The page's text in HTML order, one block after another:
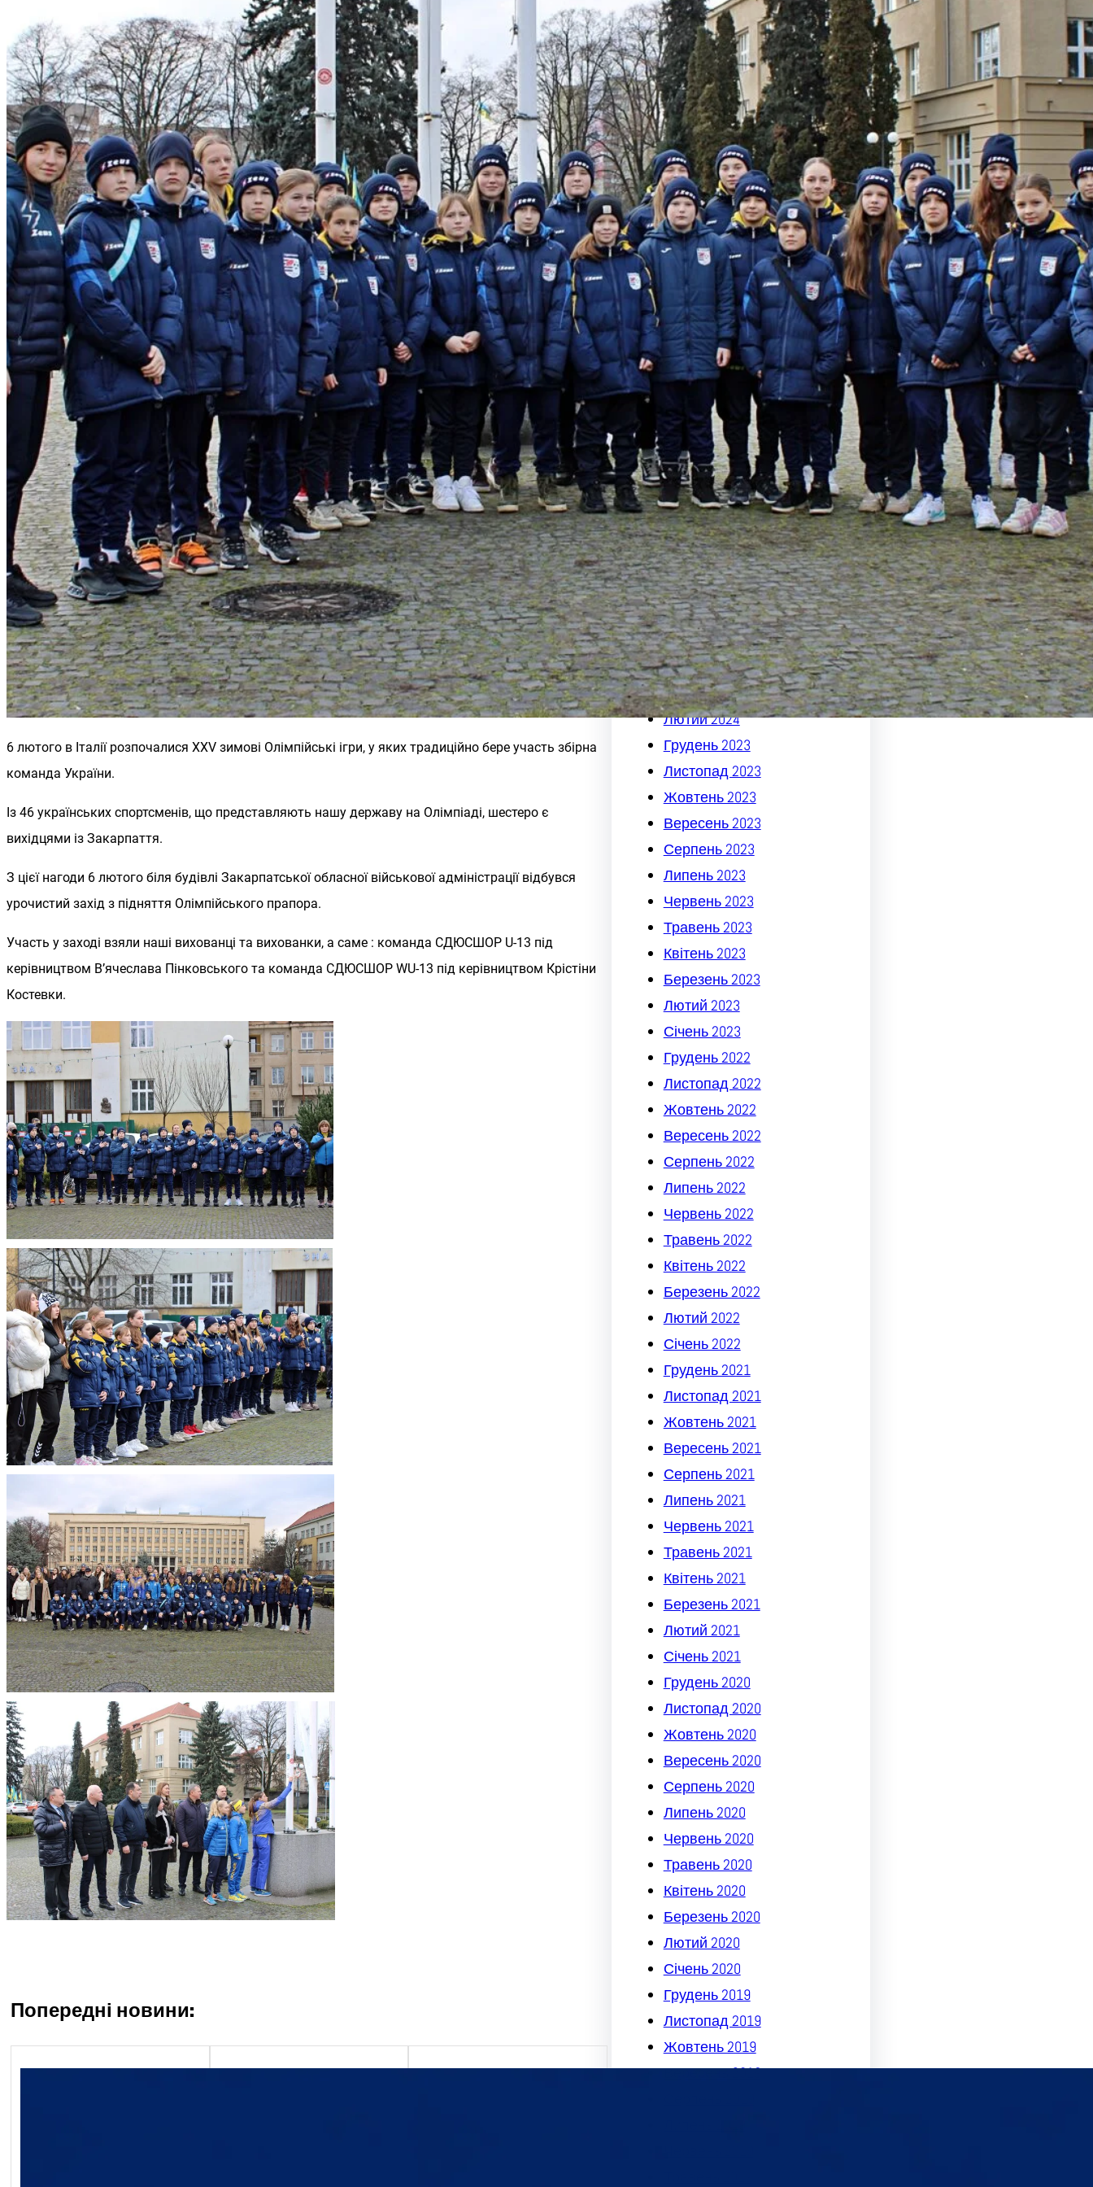
6 лютого в Італії розпочалися ХХV зимові Олімпійські ігри, у яких традиційно бере участь збірна
команда України.
Із 46 українських спортсменів, що представляють нашу державу на Олімпіаді, шестеро є
вихідцями із Закарпаття.
З цієї нагоди 6 лютого біля будівлі Закарпатської обласної військової адміністрації відбувся
урочистий захід з підняття Олімпійського прапора.
Участь у заході взяли наші вихованці та вихованки, а саме : команда СДЮСШОР U-13 під
керівництвом В’ячеслава Пінковського та команда СДЮСШОР WU-13 під керівництвом Крістіни
Костевки.
Попередні новини:
Травень 2026
Квітень 2026
Березень 2026
Лютий 2026
Січень 2026
Грудень 2025
Листопад 2025
Жовтень 2025
Вересень 2025
Серпень 2025
Липень 2025
Червень 2025
Травень 2025
Квітень 2025
Березень 2025
Лютий 2025
Січень 2025
Грудень 2024
Листопад 2024
Жовтень 2024
Вересень 2024
Серпень 2024
Липень 2024
Червень 2024
Травень 2024
Квітень 2024
Березень 2024
Лютий 2024
Грудень 2023
Листопад 2023
Жовтень 2023
Вересень 2023
Серпень 2023
Липень 2023
Червень 2023
Травень 2023
Квітень 2023
Березень 2023
Лютий 2023
Січень 2023
Грудень 2022
Листопад 2022
Жовтень 2022
Вересень 2022
Серпень 2022
Липень 2022
Червень 2022
Травень 2022
Квітень 2022
Березень 2022
Лютий 2022
Січень 2022
Грудень 2021
Листопад 2021
Жовтень 2021
Вересень 2021
Серпень 2021
Липень 2021
Червень 2021
Травень 2021
Квітень 2021
Березень 2021
Лютий 2021
Січень 2021
Грудень 2020
Листопад 2020
Жовтень 2020
Вересень 2020
Серпень 2020
Липень 2020
Червень 2020
Травень 2020
Квітень 2020
Березень 2020
Лютий 2020
Січень 2020
Грудень 2019
Листопад 2019
Жовтень 2019
Вересень 2019